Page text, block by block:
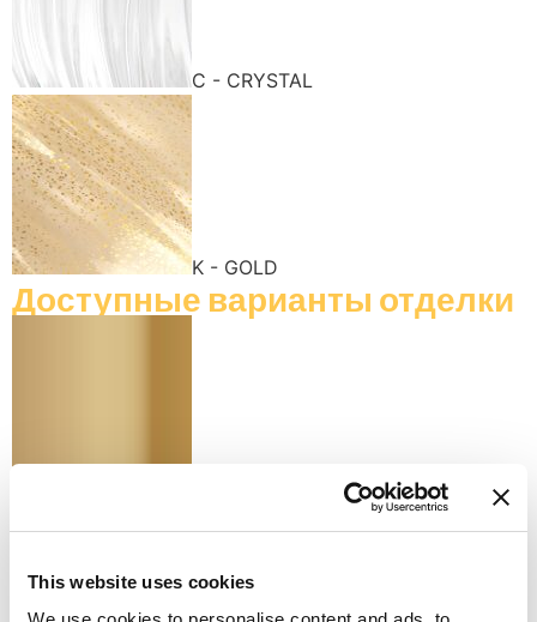
This website uses cookies
C - CRYSTAL
K - GOLD
Доступные варианты отделки
K - POLISHED GOLD